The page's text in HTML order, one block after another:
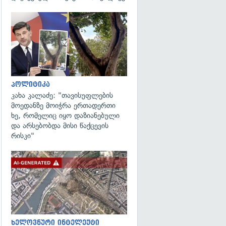
პოლიტიკა
კახა კალაძე: "თავისუფლების
მოედანზე მოიჭრა ერთადერთი
ხე, რომელიც იყო დაზიანებული
და არსებობდა მისი წაქცევის
რისკი"
ხელოვნური ინტელექტი